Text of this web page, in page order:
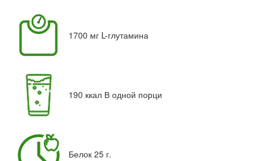
1700 мг L-глутамина
190 ккал В одной порци
Белок 25 г.